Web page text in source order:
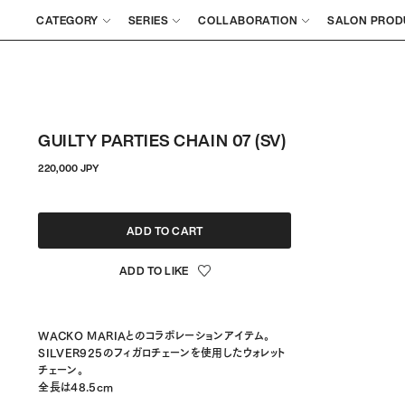
CATEGORY SERIES COLLABORATION SALON
GUILTY PARTIES CHAIN 07 (SV)
220,000 JPY通
格
ADD TO CART
WACKO MARIAとのコラボレーションアイテム。
SILVER925のフィガロチェーンを使用したウォレット
チェーン。
全長は48.5cm